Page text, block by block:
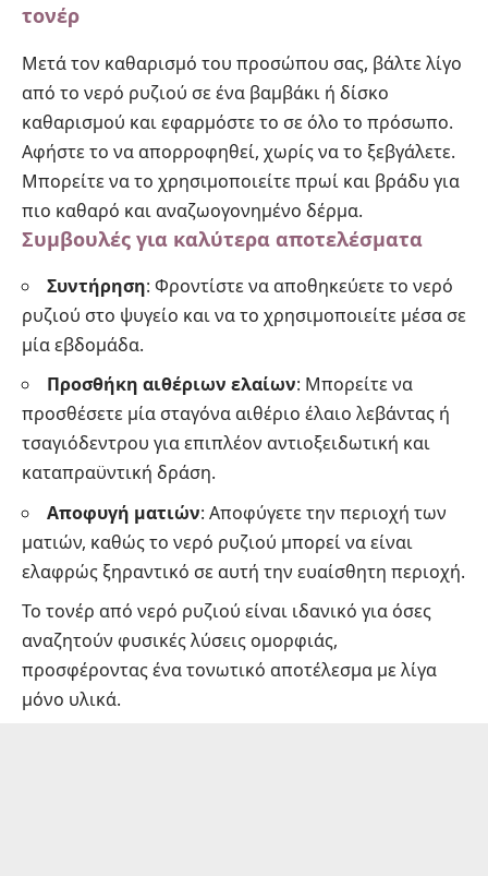
τονέρ
Μετά τον καθαρισμό του προσώπου σας, βάλτε λίγο
από το νερό ρυζιού σε ένα βαμβάκι ή δίσκο
καθαρισμού και εφαρμόστε το σε όλο το πρόσωπο.
Αφήστε το να απορροφηθεί, χωρίς να το ξεβγάλετε.
Μπορείτε να το χρησιμοποιείτε πρωί και βράδυ για
πιο καθαρό και αναζωογονημένο δέρμα.
Συμβουλές για καλύτερα αποτελέσματα
Συντήρηση: Φροντίστε να αποθηκεύετε το νερό
ρυζιού στο ψυγείο και να το χρησιμοποιείτε μέσα σε
μία εβδομάδα.
Προσθήκη αιθέριων ελαίων: Μπορείτε να
προσθέσετε μία σταγόνα αιθέριο έλαιο λεβάντας ή
τσαγιόδεντρου για επιπλέον αντιοξειδωτική και
καταπραϋντική δράση.
Αποφυγή ματιών: Αποφύγετε την περιοχή των
ματιών, καθώς το νερό ρυζιού μπορεί να είναι
ελαφρώς ξηραντικό σε αυτή την ευαίσθητη περιοχή.
Το τονέρ από νερό ρυζιού είναι ιδανικό για όσες
αναζητούν φυσικές λύσεις ομορφιάς,
προσφέροντας ένα τονωτικό αποτέλεσμα με λίγα
μόνο υλικά.